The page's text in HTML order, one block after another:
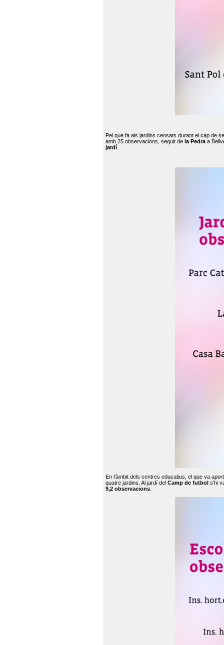
Pel que fa als jardins censats durant el cap de
amb 25 observacions, seguit de la Pedra a
jardí
En l’àmbit dels centres educatius, el que va
quatre jardins. Al jardí del Camp de futbol s’hi
9,2 observacions